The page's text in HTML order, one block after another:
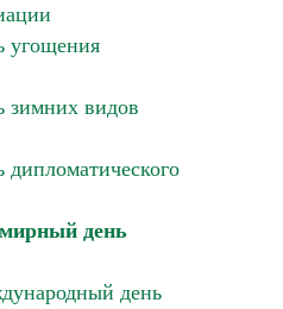
угощения
зимних видов
дипломатического
день
день